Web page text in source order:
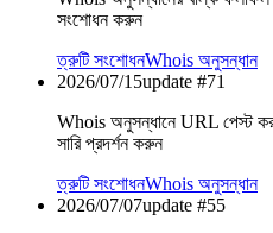
সংশোধন করুন
ত্রুটি সংশোধনWhois অনুসন্ধান
2026/07/15update #71
Whois অনুসন্ধানে URL পেস্ট
সারি প্রদর্শন করুন
ত্রুটি সংশোধনWhois অনুসন্ধান
2026/07/07update #55